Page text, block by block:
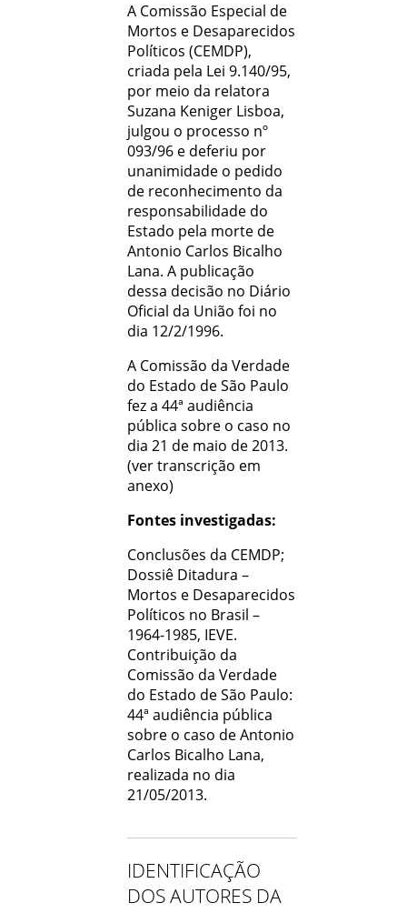
A Comissão Especial de
Mortos e Desaparecidos
Políticos (CEMDP),
criada pela Lei 9.140/95,
por meio da relatora
Suzana Keniger Lisboa,
julgou o processo nº
093/96 e deferiu por
unanimidade o pedido
de reconhecimento da
responsabilidade do
Estado pela morte de
Antonio Carlos Bicalho
Lana. A publicação
dessa decisão no Diário
Oficial da União foi no
dia 12/2/1996.
A Comissão da Verdade
do Estado de São Paulo
fez a 44ª audiência
pública sobre o caso no
dia 21 de maio de 2013.
(ver transcrição em
anexo)
Fontes investigadas:
Conclusões da CEMDP;
Dossiê Ditadura –
Mortos e Desaparecidos
Políticos no Brasil –
1964-1985, IEVE.
Contribuição da
Comissão da Verdade
do Estado de São Paulo:
44ª audiência pública
sobre o caso de Antonio
Carlos Bicalho Lana,
realizada no dia
21/05/2013.
IDENTIFICAÇÃO
DOS AUTORES DA